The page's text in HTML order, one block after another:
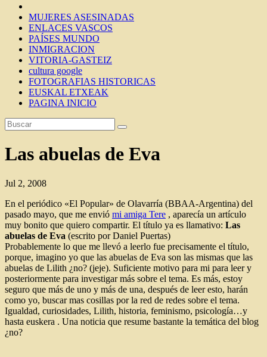
MUJERES ASESINADAS
ENLACES VASCOS
PAÍSES MUNDO
INMIGRACION
VITORIA-GASTEIZ
cultura google
FOTOGRAFIAS HISTORICAS
EUSKAL ETXEAK
PAGINA INICIO
Las abuelas de Eva
Jul 2, 2008
En el periódico «El Popular» de Olavarría (BBAA-Argentina) del
pasado mayo, que me envió mi amiga Tere , aparecía un artículo
muy bonito que quiero compartir. El título ya es llamativo: Las
abuelas de Eva (escrito por Daniel Puertas)
Probablemente lo que me llevó a leerlo fue precisamente el título,
porque, imagino yo que las abuelas de Eva son las mismas que las
abuelas de Lilith ¿no? (jeje). Suficiente motivo para mi para leer y
posteriormente para investigar más sobre el tema. Es más, estoy
seguro que más de uno y más de una, después de leer esto, harán
como yo, buscar mas cosillas por la red de redes sobre el tema.
Igualdad, curiosidades, Lilith, historia, feminismo, psicología…y
hasta euskera . Una noticia que resume bastante la temática del blog
¿no?